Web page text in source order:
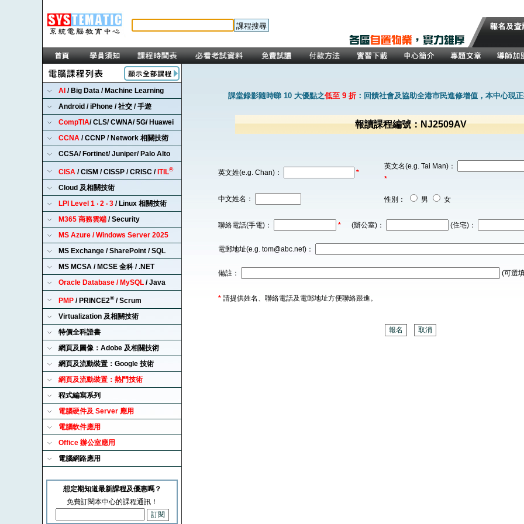
AI / Big Data / Machine Learning
Android / iPhone / 社交 / 手遊
CompTIA/ CLS/ CWNA/ 5G/ Huawei
CCNA / CCNP / Network 相關技術
CCSA/ Fortinet/ Juniper/ Palo Alto
CISA / CISM / CISSP / CRISC / ITIL®
Cloud 及相關技術
LPI Level 1 ‧ 2 ‧ 3 / Linux 相關技術
M365 商務雲端 / Security
MS Azure / Windows Server 2025
MS Exchange / SharePoint / SQL
MS MCSA / MCSE 全科 / .NET
Oracle Database / MySQL / Java
PMP / PRINCE2®/ Scrum
Virtualization 及相關技術
特價全科證書
網頁及圖像：Adobe 及相關技術
網頁及流動裝置：Google 技術
網頁及流動裝置：熱門技術
程式編寫系列
電腦硬件及 Server 應用
電腦軟件應用
Office 辦公室應用
電腦網路應用
想定期知道最新課程及優惠嗎？
免費訂閱本中心的課程通訊！
課堂錄影隨時睇 10 大優點之低至 9 折 ：回饋社會及協助全港市民進修增值，本中心現
報讀課程編號：NJ2509AV
英文姓(e.g. Chan)： *
英文名(e.g. Tai Man)：
*
中文姓名： 性別： 男 女
聯絡電話(手電)： * (辦公室)： (住宅)：
電郵地址(e.g. tom@abc.net)：
備註： (可選
* 請提供姓名、聯絡電話及電郵地址方便聯絡跟進。